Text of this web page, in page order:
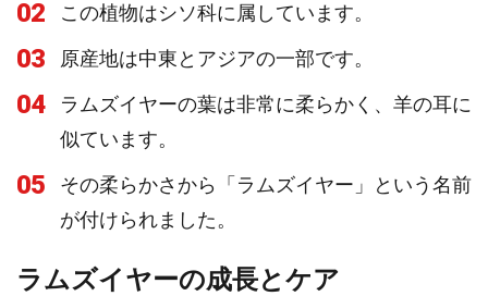
02 この植物はシソ科に属しています。
03 原産地は中東とアジアの一部です。
04
ラムズイヤーの葉は非常に柔らかく、羊の耳に
似ています。
05
その柔らかさから「ラムズイヤー」という名前
が付けられました。
ラムズイヤーの成長とケア